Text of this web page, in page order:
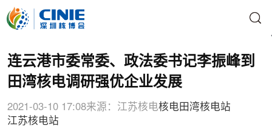
连云港市委常委、政法委书记李振峰到
田湾核电调研强优企业发展
2021-03-10 17:08来源：江苏核电核电田湾核电站
江苏核电站